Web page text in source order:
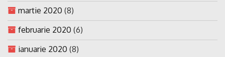
martie 2020 (8)
februarie 2020 (6)
ianuarie 2020 (8)